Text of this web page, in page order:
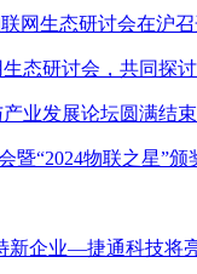
网生态研讨会在沪
态研讨会，共同探
业发展论坛圆满结
暨“2024物联之星”
新企业—捷通科技将